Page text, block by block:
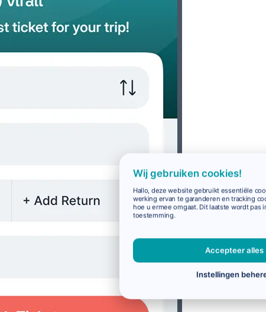
Wij gebruiken cookies!
Hallo, deze website gebruikt essentiële
werking ervan te garanderen en tracking
hoe u ermee omgaat. Dit laatste wordt pas
toestemming.
Accepteer alles
Instellingen